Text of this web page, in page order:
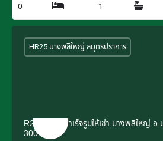
0 1
R25F โกดังสำเร็จรูปให้เช่า บางพลีใหญ่
300 ตรม.
HR25 บางพลีใหญ่ สมุทรปราการ